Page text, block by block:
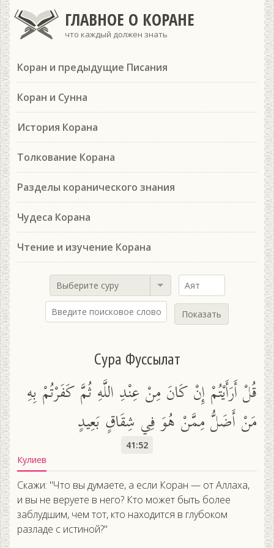
ГЛАВНОЕ О КОРАНЕ
что каждый должен знать
Коран и предыдущие Писания
Коран и Сунна
История Корана
Толкование Корана
Разделы коранического знания
Чудеса Корана
Чтение и изучение Корана
Выберите суру
Показать
Сура Фуссылат
قُلْ أَرَأَيْتُمْ إِنْ كَانَ مِنْ عِنْدِ اللَّهِ ثُمَّ كَفَرْتُمْ بِهِ
مَنْ أَضَلُّ مِمَّنْ هُوَ فِي شِقَاقٍ بَعِيدٍ
41:52
Кулиев
Скажи: "Что вы думаете, а если Коран — от Аллаха,
и вы не веруете в него? Кто может быть более
заблудшим, чем тот, кто находится в глубоком
разладе с истиной?"